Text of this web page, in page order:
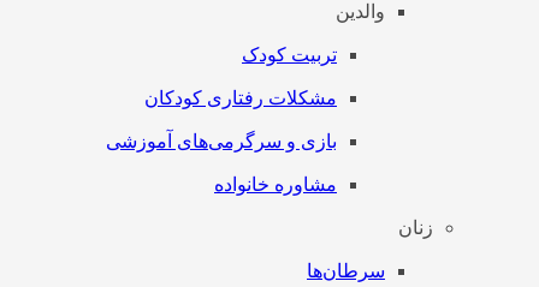
والدین
تربیت کودک
مشکلات رفتاری کودکان
بازی و سرگرمی‌های آموزشی
مشاوره خانواده
زنان
سرطان‌‌ها